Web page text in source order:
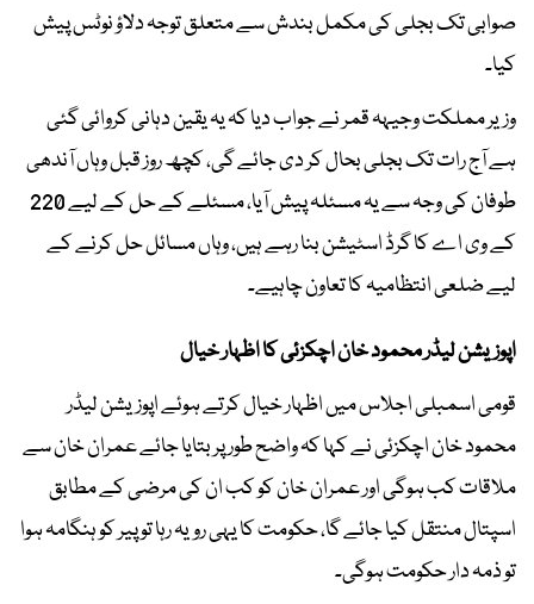
صوابی تک بجلی کی مکمل بندش سے متعلق توجہ دلاؤ نوٹس پیش
کیا۔
وزیر مملکت وجیہہ قمر نے جواب دیا کہ یہ یقین دہانی کروائی گئی
ہے آج رات تک بجلی بحال کر دی جائے گی، کچھ روز قبل وہاں آندھی
طوفان کی وجہ سے یہ مسئلہ پیش آیا، مسئلے کے حل کے لیے 220
کے وی اے کا گرڈ اسٹیشن بنا رہے ہیں، وہاں مسائل حل کرنے کے
لیے ضلعی انتظامیہ کا تعاون چاہیے۔
اپوزیشن لیڈر محمود خان اچکزئی کا اظہار خیال
قومی اسمبلی اجلاس میں اظہار خیال کرتے ہوئے اپوزیشن لیڈر
محمود خان اچکزئی نے کہا کہ واضح طور پر بتایا جائے عمران خان سے
ملاقات کب ہوگی اور عمران خان کو کب ان کی مرضی کے مطابق
اسپتال منتقل کیا جائے گا، حکومت کا یہی رویہ رہا تو پیر کو ہنگامہ ہوا
تو ذمہ دار حکومت ہوگی۔